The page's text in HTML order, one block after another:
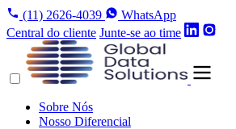
(11) 2626-4039
WhatsApp
Central do cliente Junte-se ao time
Sobre Nós
Nosso Diferencial